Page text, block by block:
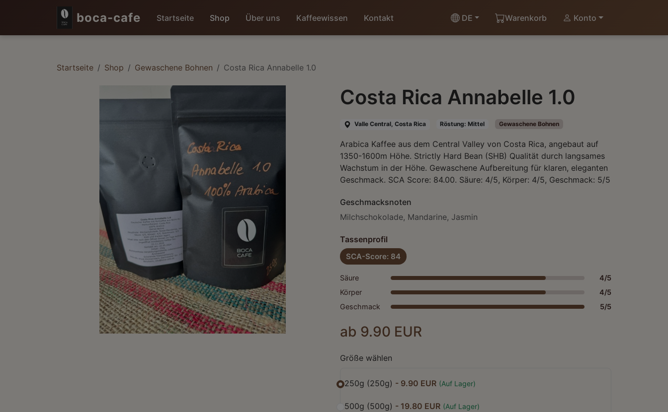
boca-cafe Startseite Shop Über uns Kaffeewissen Kontakt DE Warenkorb Konto
Startseite Shop Gewaschene Bohnen Costa Rica Annabelle 1.0
Costa Rica Annabelle 1.0
Valle Central, Costa Rica Röstung: Mittel Gewaschene Bohnen
Arabica Kaffee aus dem Central Valley von Costa Rica, angebaut auf
1350-1600m Höhe. Strictly Hard Bean (SHB) Qualität durch langsames
Wachstum in der Höhe. Gewaschene Aufbereitung für klaren, eleganten
Geschmack. SCA Score: 84.00. Säure: 4/5, Körper: 4/5, Geschmack: 5/5
Geschmacksnoten
Milchschokolade, Mandarine, Jasmin
Tassenprofil
SCA-Score: 84
Säure
4/5
Körper
4/5
Geschmack
5/5
ab 9.90 EUR
Größe wählen
250g (250g) - 9.90 EUR (Auf Lager)
500g (500g) - 19.80 EUR (Auf Lager)